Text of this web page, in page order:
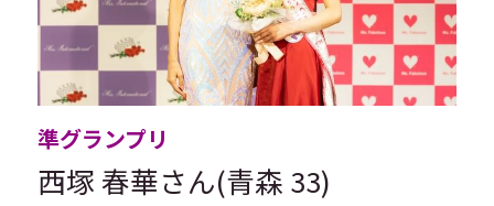
準グランプリ
西塚 春華さん(青森 33)